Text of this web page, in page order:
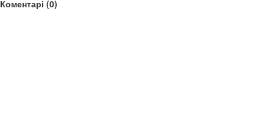
Коментарі (0)